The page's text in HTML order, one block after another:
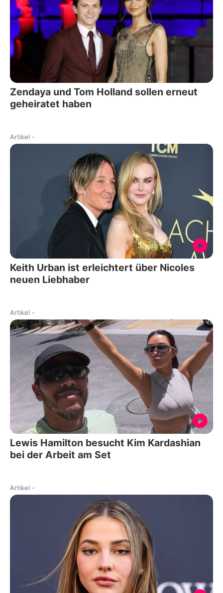
Zendaya und Tom Holland sollen erneut
geheiratet haben
Artikel -
Keith Urban ist erleichtert über Nicoles
neuen Liebhaber
Artikel -
Lewis Hamilton besucht Kim Kardashian
bei der Arbeit am Set
Artikel -